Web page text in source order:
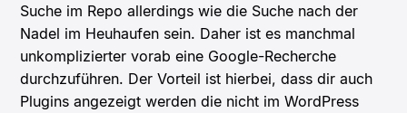
Suche im Repo allerdings wie die Suche nach der
Nadel im Heuhaufen sein. Daher ist es manchmal
unkomplizierter vorab eine Google-Recherche
durchzuführen. Der Vorteil ist hierbei, dass dir auch
Plugins angezeigt werden die nicht im WordPress